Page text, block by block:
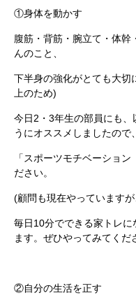
①身体を動かす
腹筋・背筋・腕立て・体幹
んのこと、
下半身の強化がとても大切
上のため)
今日2・3年生の部員にも、
うにオススメしましたので
「スポーツモチベーショ
ださい。
(顧問も現在やっています
毎日10分でできる家トレ
ます。ぜひやってみてくだ
②自分の生活を正す